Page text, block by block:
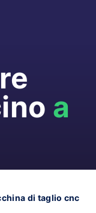
a
di taglio cnc